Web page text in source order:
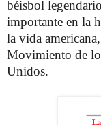
béisbol
importante en la
la vida
Movimiento de
Unidos.